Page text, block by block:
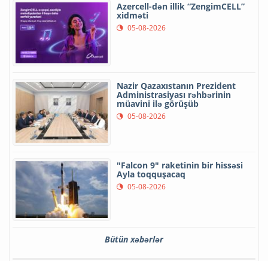
Azercell-dən illik “ZengimCELL”
xidməti
05-08-2026
Nazir Qazaxıstanın Prezident
Administrasiyası rəhbərinin
müavini ilə görüşüb
05-08-2026
"Falcon 9" raketinin bir hissəsi
Ayla toqquşacaq
05-08-2026
Bütün xəbərlər